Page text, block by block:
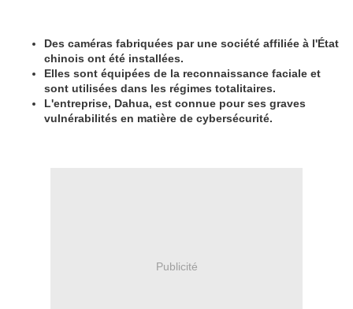
Des caméras fabriquées par une société affiliée à l'État
chinois ont été installées.
Elles sont équipées de la reconnaissance faciale et
sont utilisées dans les régimes totalitaires.
L'entreprise, Dahua, est connue pour ses graves
vulnérabilités en matière de cybersécurité.
Publicité